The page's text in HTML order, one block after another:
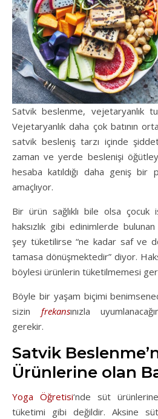
Satvik beslenme, vejetaryanlık
Vejetaryanlık daha çok batının
satvik besleniş tarzı içinde
zaman ve yerde beslenişi
hesaba katıldığı daha geniş bir
amaçlıyor.
Bir ürün sağlıklı bile olsa çocuk
haksızlık gibi edinimlerde
şey tüketilirse “ne kadar saf ve
tamasa dönüşmektedir” diyor.
böylesi ürünlerin tüketilmemesi
Böyle bir yaşam biçimi
sizin frekansınızla
gerekir.
Satvik
Ürünlerine olan
Yoga Öğretisi‘nde süt
tüketimi gibi değildir. Aksine